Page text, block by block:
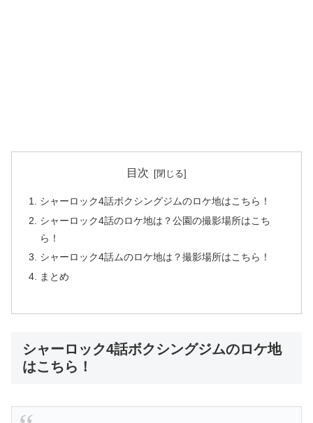
目次
シャーロック4話ボクシングジムのロケ地はこちら！
シャーロック4話のロケ地は？公園の撮影場所はこち
ら！
シャーロック4話ムのロケ地は？撮影場所はこちら！
まとめ
シャーロック4話ボクシングジムのロケ地
はこちら！